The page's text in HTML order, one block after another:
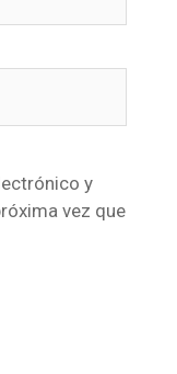
y
vez que